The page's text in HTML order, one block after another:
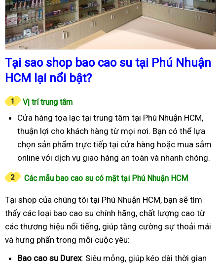
Tại sao shop bao cao su tại Phú Nhuận
HCM lại nổi bật?
Vị trí trung tâm
Cửa hàng tọa lạc tại trung tâm tại Phú Nhuận HCM,
thuận lợi cho khách hàng từ mọi nơi. Bạn có thể lựa
chọn sản phẩm trực tiếp tại cửa hàng hoặc mua sắm
online với dịch vụ giao hàng an toàn và nhanh chóng.
Các mẫu bao cao su có mặt tại Phú Nhuận HCM
Tại shop của chúng tôi tại Phú Nhuận HCM, bạn sẽ tìm
thấy các loại bao cao su chính hãng, chất lượng cao từ
các thương hiệu nổi tiếng, giúp tăng cường sự thoải mái
và hưng phấn trong mỗi cuộc yêu:
Bao cao su Durex: Siêu mỏng, giúp kéo dài thời gian